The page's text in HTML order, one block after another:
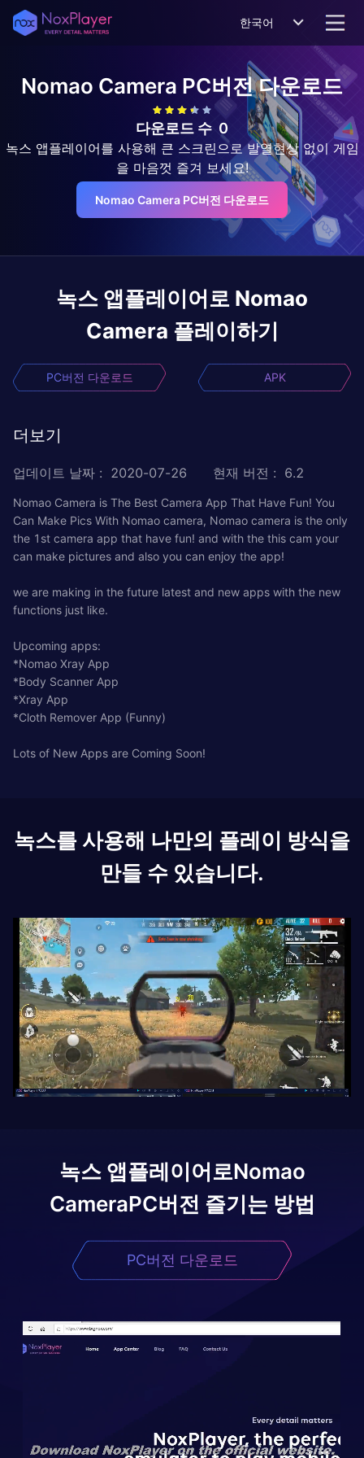
한국어
Nomao Camera PC버전 다운로드
다운로드 수 0
녹스 앱플레이어를 사용해 큰 스크린으로 발열현상 없이 게임
을 마음껏 즐겨 보세요!
Nomao Camera PC버전 다운로드
녹스 앱플레이어로 Nomao
Camera 플레이하기
PC버전 다운로드 APK
더보기
업데이트 날짜 : 2020-07-26 현재 버전 : 6.2
Nomao Camera is The Best Camera App That Have Fun! You
Can Make Pics With Nomao camera, Nomao camera is the only
the 1st camera app that have fun! and with the this cam your
can make pictures and also you can enjoy the app!
we are making in the future latest and new apps with the new
functions just like.
Upcoming apps:
*Nomao Xray App
*Body Scanner App
*Xray App
*Cloth Remover App (Funny)
Lots of New Apps are Coming Soon!
녹스를 사용해 나만의 플레이 방식을
만들 수 있습니다.
녹스 앱플레이어로Nomao
CameraPC버전 즐기는 방법
PC버전 다운로드